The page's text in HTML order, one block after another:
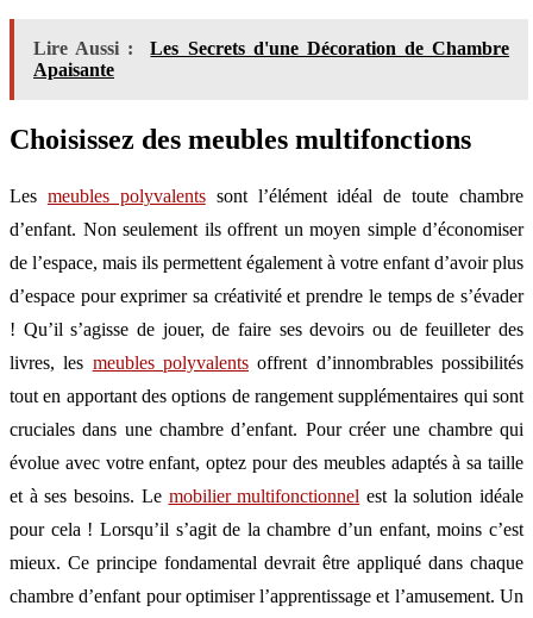
Lire Aussi :
Les Secrets d'une Décoration de Chambre
Apaisante
Choisissez des meubles multifonctions
Les meubles polyvalentssont l’élément idéal de toute chambre
d’enfant. Non seulement ils offrent un moyen simple d’économiser
de l’espace, mais ils permettent également à votre enfant d’avoir plus
d’espace pour exprimer sa créativité et prendre le temps de s’évader
! Qu’il s’agisse de jouer, de faire ses devoirs ou de feuilleter des
livres, les meubles polyvalents offrent d’innombrables possibilités
tout en apportant des options de rangement supplémentaires qui sont
cruciales dans une chambre d’enfant. Pour créer une chambre qui
évolue avec votre enfant, optez pour des meubles adaptés à sa taille
et à ses besoins. Le mobilier multifonctionnel est la solution idéale
pour cela ! Lorsqu’il s’agit de la chambre d’un enfant, moins c’est
mieux. Ce principe fondamental devrait être appliqué dans chaque
chambre d’enfant pour optimiser l’apprentissage et l’amusement. Un